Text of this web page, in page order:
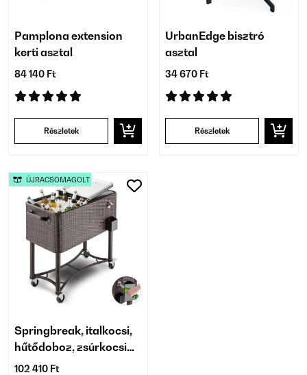
Pamplona extension
kerti asztal
84 140 Ft
Részletek
UrbanEdge bisztró
asztal
34 670 Ft
Részletek
Springbreak, italkocsi,
hűtődoboz, zsúrkocsi
teraszra, 80 l, rattan
102 410 Ft
ÚJRACSOMAGOLT